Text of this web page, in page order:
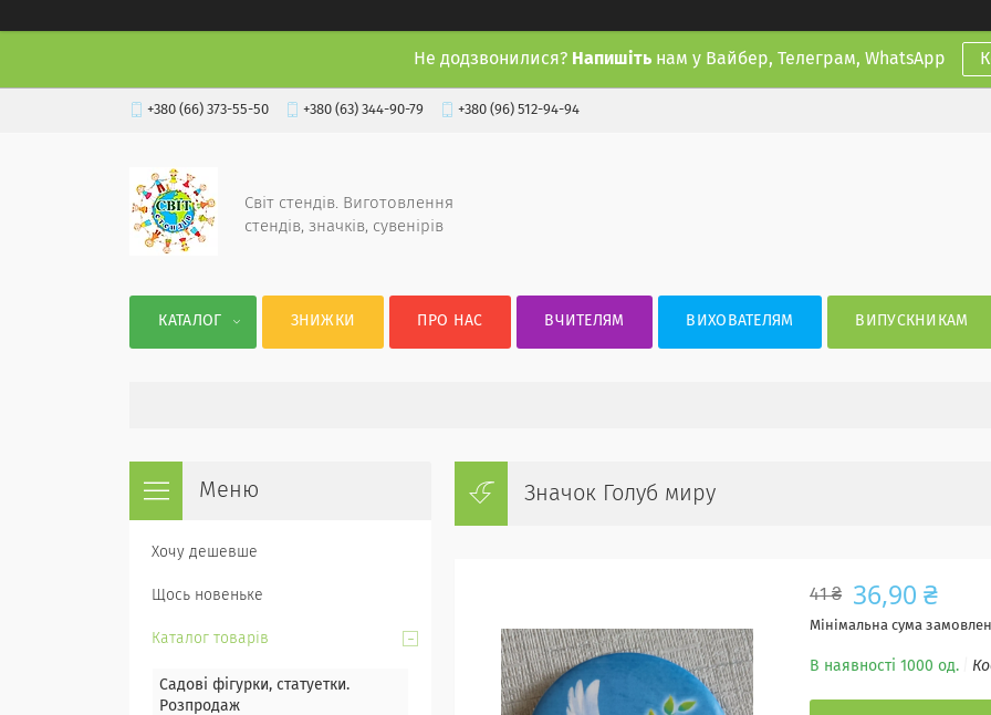
Не додзвонилися? Напишіть нам у Вайбер, Телеграм, WhatsApp
+380 (66) 373-55-50 +380 (63) 344-90-79 +380 (96) 512-94-94
Світ стендів. Виготовлення
стендів, значків, сувенірів
КАТАЛОГ ЗНИЖКИ ПРО НАС ВЧИТЕЛЯМ ВИХОВАТЕЛЯМ ВИПУСКНИКАМ
Значок Голуб миру
41 ₴ 36,90 ₴
Мінімальна сума
В наявності 1000 од.
Хочу дешевше
Щось новеньке
Каталог товарів
Садові фігурки, статуетки.
Розпродаж